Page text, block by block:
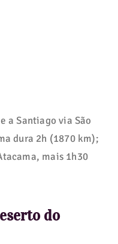
a Santiago via São
dura 2h (1870 km);
mais 1h30
do